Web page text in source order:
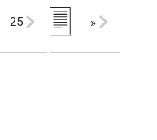
25 »